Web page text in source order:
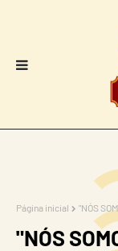
Página inicial "NÓS
"NÓS